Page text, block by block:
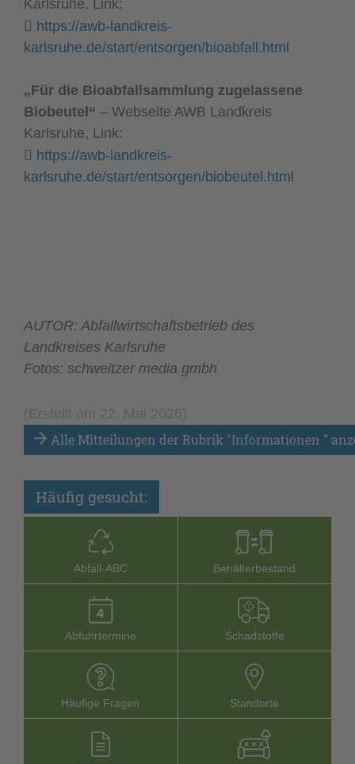
Karlsruhe, Link:
https://awb-landkreis-
karlsruhe.de/start/entsorgen/bioabfall.html
„Für die Bioabfallsammlung zugelassene
Biobeutel“ – Webseite AWB Landkreis
Karlsruhe, Link:
https://awb-landkreis-
karlsruhe.de/start/entsorgen/biobeutel.html
AUTOR: Abfallwirtschaftsbetrieb des
Landkreises Karlsruhe
Fotos: schweitzer media gmbh
(Erstellt am 22. Mai 2026)
Alle Mitteilungen der Rubrik "Informationen "
Häufig gesucht:
Abfall-­ABC Behälterbestand
Abfuhrtermine Schadstoffe
Häufige Fragen Stand­orte